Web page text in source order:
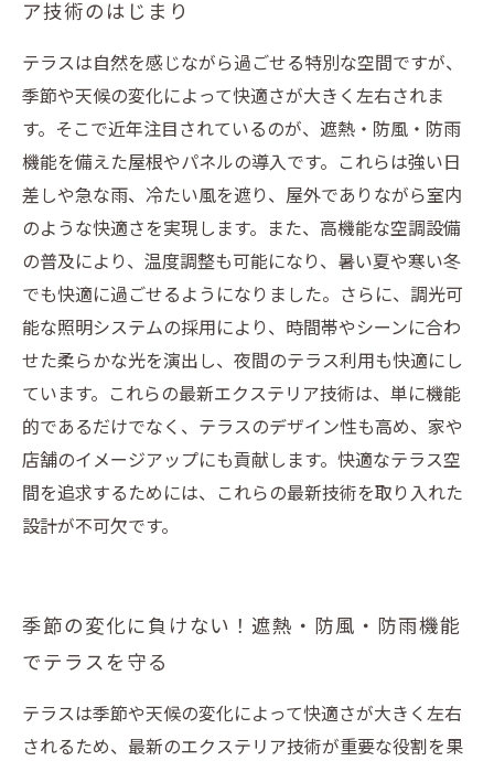
快適テラスの完成形：最新エクステリア技術が
もたらす暮らしの豊かさ
エクステリア業界が注目する最新技術とは？専
門家が語る未来のテラス
テラスをもっと楽しもう！今すぐ試せる簡単快
適アイデア集
テラスの魅力を知る：快適なアウトドア空間の
始まり
テラス素材の特徴と劣化のサインを見逃さない
効果的な清掃方法でテラスの寿命を延ばす秘訣
素材別メンテナンスのポイント：木製・アル
ミ・樹脂のケア方法
初心者でも簡単！今日から始めるテラスのメン
覚えておきたいこと
ア技術のはじまり
テラスは自然を感じながら過ごせる特別な空間ですが、
季節や天候の変化によって快適さが大きく左右されま
す。そこで近年注目されているのが、遮熱・防風・防雨
機能を備えた屋根やパネルの導入です。これらは強い日
差しや急な雨、冷たい風を遮り、屋外でありながら室内
のような快適さを実現します。また、高機能な空調設備
の普及により、温度調整も可能になり、暑い夏や寒い冬
でも快適に過ごせるようになりました。さらに、調光可
能な照明システムの採用により、時間帯やシーンに合わ
せた柔らかな光を演出し、夜間のテラス利用も快適にし
ています。これらの最新エクステリア技術は、単に機能
的であるだけでなく、テラスのデザイン性も高め、家や
店舗のイメージアップにも貢献します。快適なテラス空
間を追求するためには、これらの最新技術を取り入れた
設計が不可欠です。
季節の変化に負けない！遮熱・防風・防雨機能
でテラスを守る
テラスは季節や天候の変化によって快適さが大きく左右
されるため、最新のエクステリア技術が重要な役割を果